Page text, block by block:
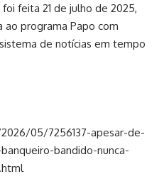
feita 21 de julho de 2025,
programa Papo com
de notícias em tempo
05/7256137-apesar-de-
bandido-nunca-